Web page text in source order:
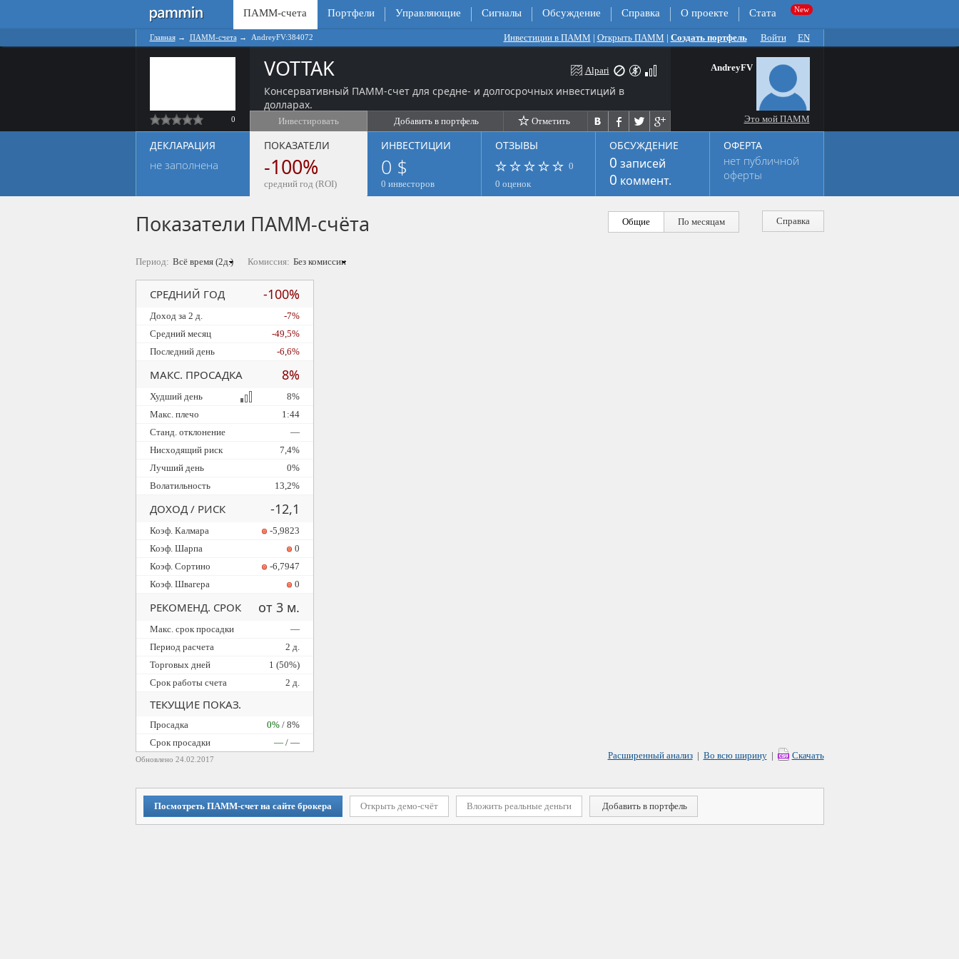
ПАММ-счета Портфели Управляющие Сигналы Обсуждение Справка О проекте Стата
Главная→ ПАММ-счета → AndreyFV:384072 Инвестиции в ПАММ | Открыть ПАММ | Создать портфель Войти EN
0
VOTTAK
Консервативный ПАММ-счет для средне- и долгосрочных инвестиций в
долларах.
Alpari
Инвестировать Добавить в портфель Отметить
AndreyFV
Это мой ПАММ
ДЕКЛАРАЦИЯ
не заполнена
ПОКАЗАТЕЛИ
-100%
средний год (ROI)
ИНВЕСТИЦИИ
0 $
0 инвесторов
ОТЗЫВЫ
0
0 оценок
ОБСУЖДЕНИЕ
0 записей
0 коммент.
ОФЕРТА
нет публичной
оферты
Справка
Показатели ПАММ-счёта Общие По месяцам
Период: Комиссия:
Обновлено 24.02.2017
СРЕДНИЙ ГОД -100%
Доход за 2 д.
-7%
Средний месяц
-49,5%
Последний день
-6,6%
МАКС. ПРОСАДКА 8%
Худший день
8%
Макс. плечо
1:44
Станд. отклонение
—
Нисходящий риск
7,4%
Лучший день
0%
Волатильность
13,2%
ДОХОД / РИСК -12,1
Коэф. Калмара
-5,9823
Коэф. Шарпа
0
Коэф. Сортино
-6,7947
Коэф. Швагера
0
РЕКОМЕНД. СРОК от 3 м.
Макс. срок просадки
—
Период расчета
2 д.
Торговых дней
1 (50%)
Срок работы счета
2 д.
ТЕКУЩИЕ ПОКАЗ.
Просадка 0%/ 8%
Cрок просадки
—/ —
Расширенный анализ| Во всю ширину| Скачать
Посмотреть ПАММ-счет на сайте брокера Открыть демо-счёт Вложить реальные деньги Добавить в портфель